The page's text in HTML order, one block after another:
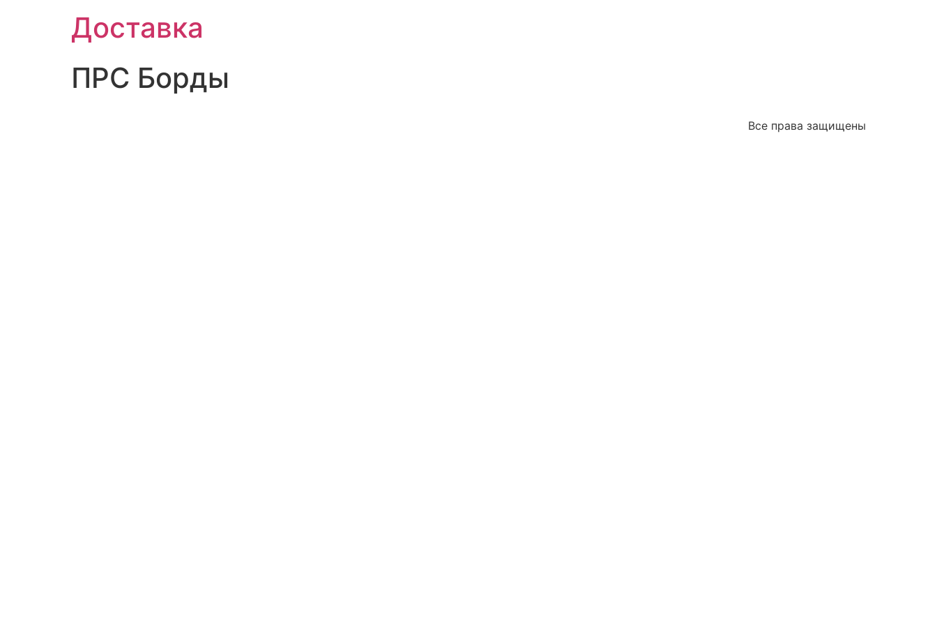
Доставка
ПРС Борды
Все права защищены